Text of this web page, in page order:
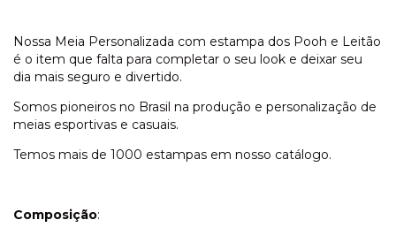
Nossa Meia Personalizada com estampa dos Pooh e Leitão
é o item que falta para completar o seu look e deixar seu
dia mais seguro e divertido.
Somos pioneiros no Brasil na produção e personalização de
meias esportivas e casuais.
Temos mais de 1000 estampas em nosso catálogo.
Composição: